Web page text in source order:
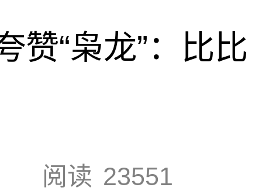
赞“枭龙”：比比
阅读 23551